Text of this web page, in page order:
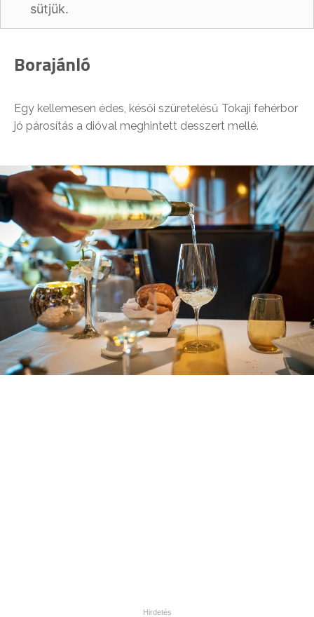
sütjük.
Borajánló
Egy kellemesen édes, késői szüretelésű Tokaji fehérbor
jó párosítás a dióval meghintett desszert mellé.